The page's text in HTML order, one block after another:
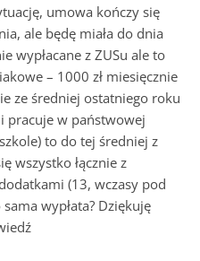
umowa kończy się
ale będę miała do dnia
wypłacane z ZUSu ale to
– 1000 zł miesięcznie
ze średniej ostatniego roku
pracuje w państwowej
to do tej średniej z
wszystko łącznie z
(13, wczasy pod
wypłata? Dziękuję